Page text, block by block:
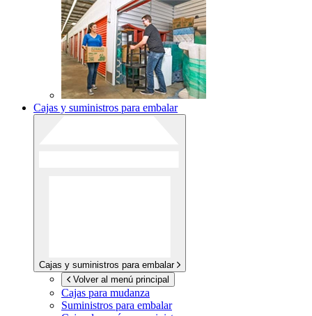
Cajas y suministros para embalar
Cajas y suministros para embalar
Volver al menú principal
Cajas para mudanza
Suministros para embalar